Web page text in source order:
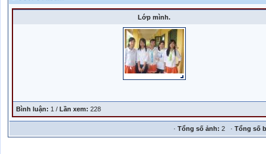
Lớp mình.
Bình luận: 1 / Lần xem: 228
· Tổng số ảnh: 2 · Tổng số